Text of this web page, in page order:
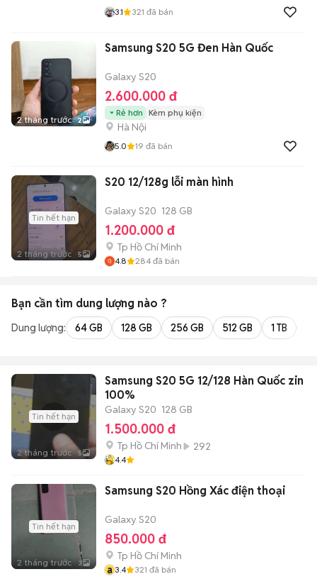
3.1 321 đã bán
2 tháng trước 2
Samsung S20 5G Đen Hàn Quốc
Galaxy S20
2.600.000 đ
Rẻ hơn Kèm phụ kiện
Hà Nội
5.0 19 đã bán
Tin hết hạn
2 tháng trước 5
S20 12/128g lỗi màn hình
Galaxy S20 128 GB
1.200.000 đ
Tp Hồ Chí Minh
4.8 284 đã bán
Bạn cần tìm dung lượng nào ?
Dung lượng: 64 GB 128 GB 256 GB 512 GB 1 TB
Tin hết hạn
2 tháng trước 5
Samsung S20 5G 12/128 Hàn Quốc zin
100%
Galaxy S20 128 GB
1.500.000 đ
Tp Hồ Chí Minh 292
4.4
Tin hết hạn
2 tháng trước 3
Samsung S20 Hồng Xác điện thoại
Galaxy S20
850.000 đ
Tp Hồ Chí Minh
a 3.4 321 đã bán